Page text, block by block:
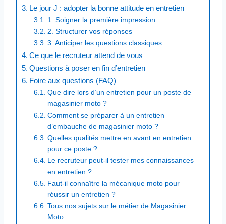
Le jour J : adopter la bonne attitude en entretien
1. Soigner la première impression
2. Structurer vos réponses
3. Anticiper les questions classiques
Ce que le recruteur attend de vous
Questions à poser en fin d’entretien
Foire aux questions (FAQ)
Que dire lors d’un entretien pour un poste de
magasinier moto ?
Comment se préparer à un entretien
d’embauche de magasinier moto ?
Quelles qualités mettre en avant en entretien
pour ce poste ?
Le recruteur peut-il tester mes connaissances
en entretien ?
Faut-il connaître la mécanique moto pour
réussir un entretien ?
Tous nos sujets sur le métier de Magasinier
Moto :